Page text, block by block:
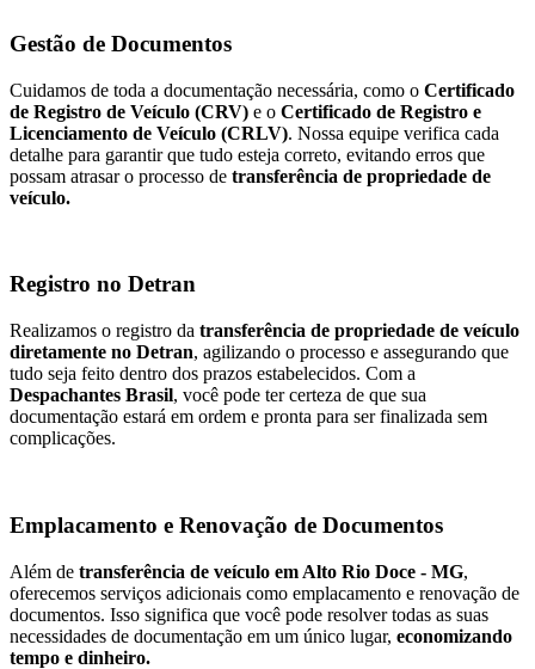
Gestão de Documentos
Cuidamos de toda a documentação necessária, como o Certificado
de Registro de Veículo (CRV) e o Certificado de Registro e
Licenciamento de Veículo (CRLV). Nossa equipe verifica cada
detalhe para garantir que tudo esteja correto, evitando erros que
possam atrasar o processo de transferência de propriedade de
veículo.
Registro no Detran
Realizamos o registro da transferência de propriedade de veículo
diretamente no Detran, agilizando o processo e assegurando que
tudo seja feito dentro dos prazos estabelecidos. Com a
Despachantes Brasil, você pode ter certeza de que sua
documentação estará em ordem e pronta para ser finalizada sem
complicações.
Emplacamento e Renovação de Documentos
Além de transferência de veículo em Alto Rio Doce - MG,
oferecemos serviços adicionais como emplacamento e renovação de
documentos. Isso significa que você pode resolver todas as suas
necessidades de documentação em um único lugar, economizando
tempo e dinheiro.